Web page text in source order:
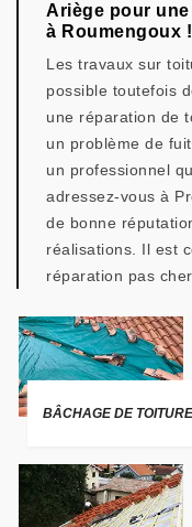
Ariège pour
à Roumengoux !
Les travaux sur
possible toutefois
une réparation de
un problème de
un professionnel
adressez-vous à
de bonne
réalisations. Il est
réparation pas
BÂCHAGE DE